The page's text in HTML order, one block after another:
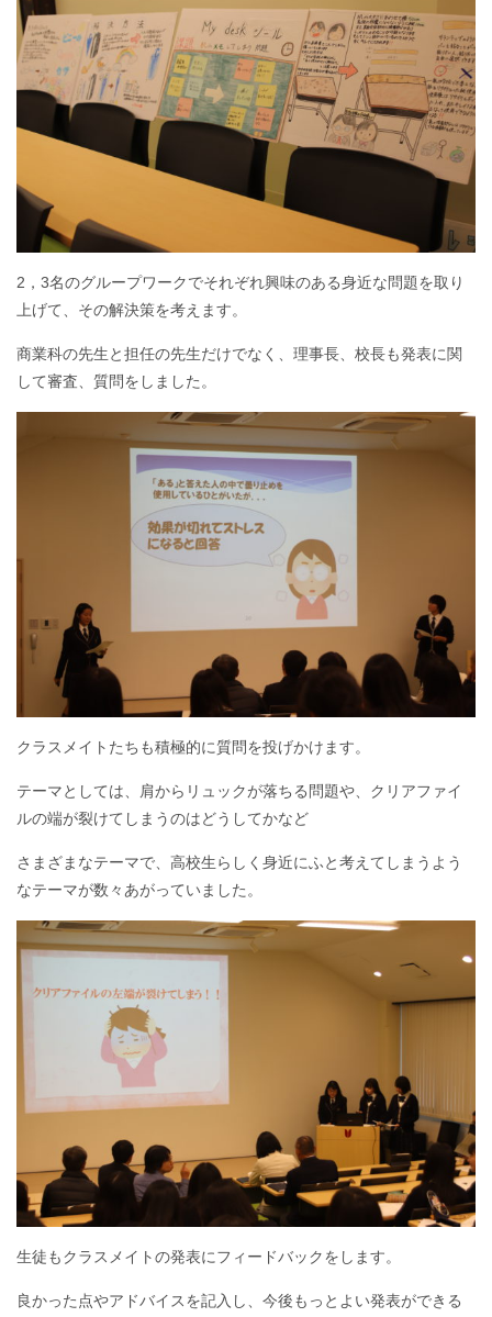
2，3名のグループワークでそれぞれ興味のある身近な問題を取り
上げて、その解決策を考えます。
商業科の先生と担任の先生だけでなく、理事長、校長も発表に関
して審査、質問をしました。
クラスメイトたちも積極的に質問を投げかけます。
テーマとしては、肩からリュックが落ちる問題や、クリアファイ
ルの端が裂けてしまうのはどうしてかなど
さまざまなテーマで、高校生らしく身近にふと考えてしまうよう
なテーマが数々あがっていました。
生徒もクラスメイトの発表にフィードバックをします。
良かった点やアドバイスを記入し、今後もっとよい発表ができる